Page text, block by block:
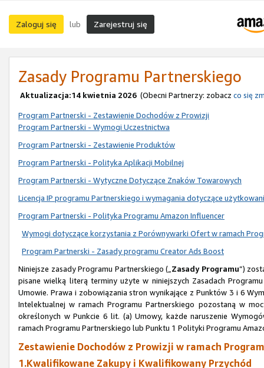
Zaloguj się lub Zarejestruj się
Zasady Programu Partnerskiego
Aktualizacja:14 kwietnia 2026 (Obecni Partnerzy: zobacz co się
Program Partnerski - Zestawienie Dochodów z Prowizji
Program Partnerski - Wymogi Uczestnictwa
Program Partnerski - Zestawienie Produktów
Program Partnerski - Polityka Aplikacji Mobilnej
Program Partnerski - Wytyczne Dotyczące Znaków Towarowych
Licencja IP programu Partnerskiego i wymagania dotyczące
Program Partnerski - Polityka Programu Amazon Influencer
Wymogi dotyczące korzystania z Porównywarki Ofert w ramach
Program Partnerski - Zasady programu Creator Ads Boost
Niniejsze zasady Programu Partnerskiego („Zasady Programu”)
pisane wielką literą terminy użyte w niniejszych Zasadach
Umowie. Prawa i zobowiązania stron wynikające z Punktów 3 i 6
Intelektualnej w ramach Programu Partnerskiego pozostaną w
określonych w Punkcie 6 lit. (a) Umowy, każde naruszenie
ramach Programu Partnerskiego lub Punktu 1 Polityki Programu
Zestawienie Dochodów z Prowizji w ramach
1.Kwalifikowane Zakupy i Kwalifikowany Przychód